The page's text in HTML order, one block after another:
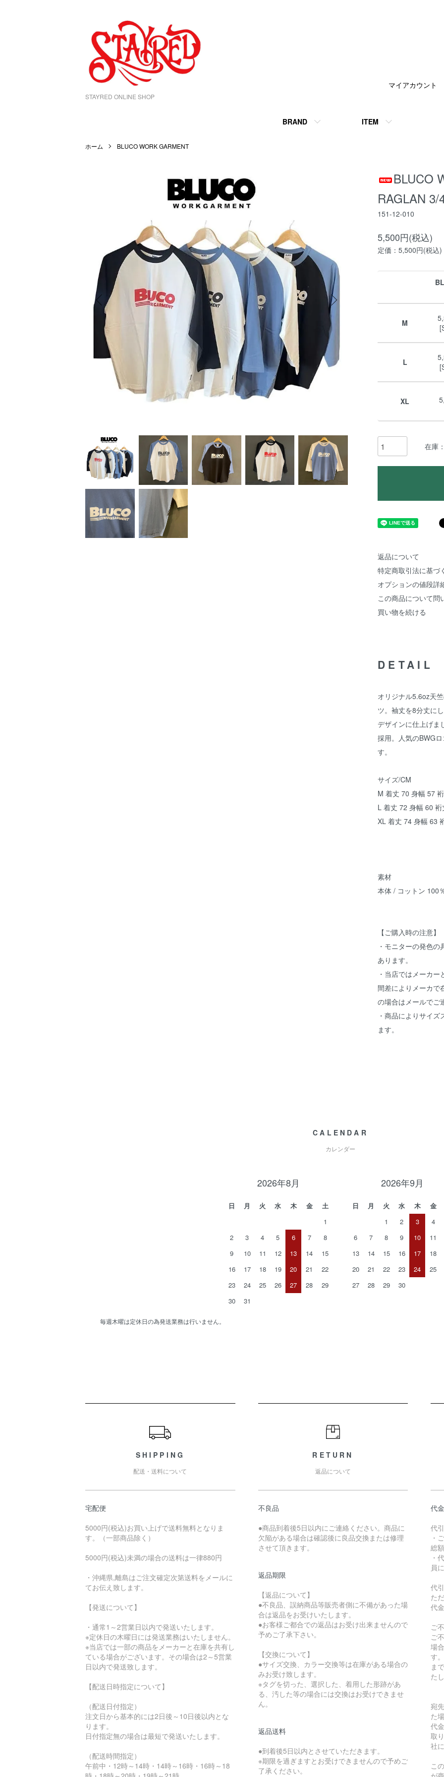
STAYRED ONLINE SHOP
BRAND ITEM
マイアカウント
ホーム BLUCO WORK GARMENT
BLUCO
RAGLAN 3/
151-12-010
5,500円(税込)
定価：5,500円(税込)
M
L
XL
在庫
返品について
特定商取引法に基づ
オプションの値段詳
この商品について問
買い物を続ける
DETAIL
オリジナル5.6oz天
ツ。袖丈を8分丈に
デザインに仕上げま
採用。人気のBWG
す。
サイズ/CM
M 着丈 70 身幅 57
L 着丈 72 身幅 60 裄
XL 着丈 74 身幅 63
素材
本体 / コットン 100
【ご購入時の注意】
・モニターの発色
あります。
・当店ではメーカ
間差によりメーカで
の場合はメールでご
・商品によりサイ
ます。
CALENDAR
カレンダー
2026年8月
日 月 火 水 木 金
土
1
2
3 4 5 6 7
8
9
10 11 12 13 14
15
16
17 18 19 20 21
22
23
24 25 26 27 28
29
30
31
2026年9月
日 月 火 水 木 金
1
2 3 4
6
7 8 9 10 11
13
14 15 16 17 18
20
21 22 23 24 25
27
28 29 30
毎週木曜は定休日の為発送業務は行いません。
SHIPPING
配送・送料について
宅配便
5000円(税込)お買い上げで送料無料となりま
す。（一部商品除く）
5000円(税込)未満の場合の送料は一律880円
・沖縄県,離島はご注文確定次第送料をメールに
てお伝え致します。
【発送について】
・通常1～2営業日以内で発送いたします。
※定休日の木曜日には発送業務はいたしません。
※当店では一部の商品をメーカーと在庫を共有し
ている場合がございます。その場合は2～5営業
日以内で発送致します。
【配送日時指定について】
（配送日付指定）
注文日から基本的には2日後～10日後以内とな
ります。
日付指定無の場合は最短で発送いたします。
（配送時間指定）
午前中・12時～14時・14時～16時・16時～18
RETURN
返品について
不良品
●商品到着後5日以内にご連絡ください。商品に
欠陥がある場合は確認後に良品交換または修理
させて頂きます。
返品期限
【返品について】
●不良品、誤納商品等販売者側に不備があった場
合は返品をお受けいたします。
●お客様ご都合での返品はお受け出来ませんので
予めご了承下さい。
【交換について】
●サイズ交換、カラー交換等は在庫がある場合の
みお受け致します。
※タグを切った、選択した、着用した形跡があ
る、汚した等の場合には交換はお受けできませ
ん。
返品送料
●到着後5日以内とさせていただきます。
※期限を過ぎますとお受けできませんので予めご
了承ください。
代
代
・
総
・
員
代
た
代
ご
ご
場
す
ま
た
宛
た
代
取
社
こ